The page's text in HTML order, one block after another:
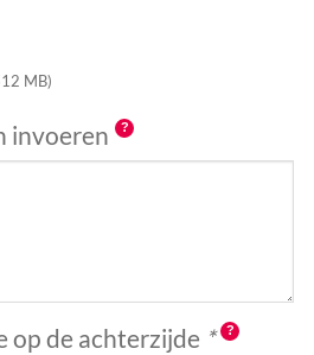
MB)
invoeren
op de achterzijde *